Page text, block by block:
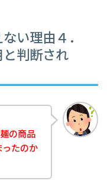
い理由４．
と判断され
の商品
たのか